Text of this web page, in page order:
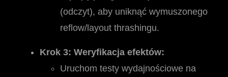
(odczyt), aby uniknąć wymuszonego
reflow/layout thrashingu.
Krok 3: Weryfikacja efektów:
Uruchom testy wydajnościowe na